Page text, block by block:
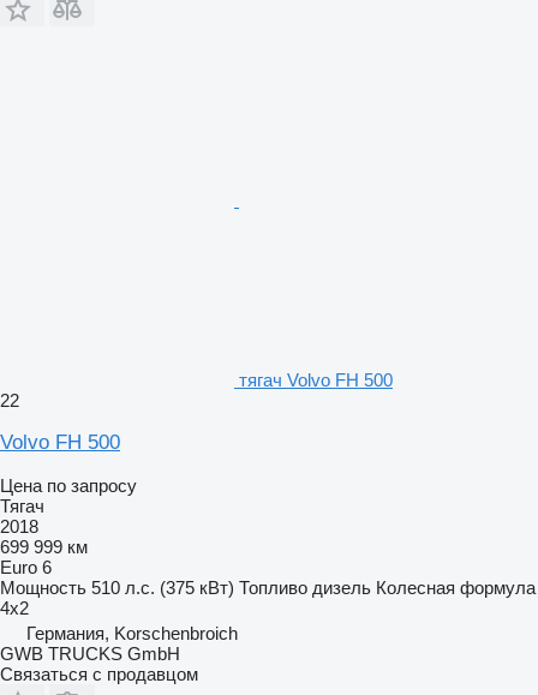
тягач Volvo FH 500
22
Volvo FH 500
Цена по запросу
Тягач
2018
699 999 км
Euro 6
Мощность 510 л.с. (375 кВт) Топливо дизель Колесная формула
4x2
Германия, Korschenbroich
GWB TRUCKS GmbH
Связаться с продавцом